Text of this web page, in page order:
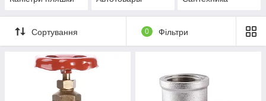
Сортування 0 Фільтри